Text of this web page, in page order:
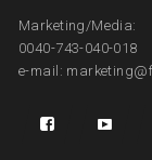
Marketing/Media:
0040-743-040-018
e-mail: